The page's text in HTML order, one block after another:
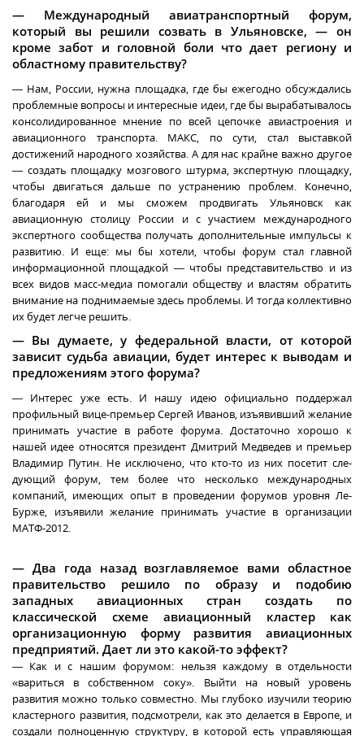
— Международный авиатранспортный форум,
который вы решили созвать в Ульяновске, — он
кроме забот и головной боли что дает региону и
областному правительству?
— Нам, России, нужна площадка, где бы ежегодно обсуждались
проблемные вопросы и интересные идеи, где бы вырабатывалось
консолидированное мнение по всей цепочке авиастроения и
авиационного транспорта. МАКС, по сути, стал выставкой
достижений народного хозяйства. А для нас крайне важно другое
— создать площадку мозгового штурма, экспертную площадку,
чтобы двигаться дальше по устранению проблем. Конечно,
благодаря ей и мы сможем продвигать Ульяновск как
авиационную столицу России и с участием международного
экспертного сообщества получать дополнительные импульсы к
развитию. И еще: мы бы хотели, чтобы форум стал главной
информационной площадкой — чтобы представительство и из
всех видов масс-медиа помогали обществу и властям обратить
внимание на поднимаемые здесь проблемы. И тогда коллективно
их будет легче решить.
— Вы думаете, у федеральной власти, от которой
зависит судьба авиации, будет интерес к выводам и
предложениям этого форума?
— Интерес уже есть. И нашу идею официально поддержал
профильный вице-премьер Сергей Иванов, изъявивший желание
принимать участие в работе форума. Достаточно хорошо к
нашей идее относятся президент Дмитрий Медведев и премьер
Владимир Путин. Не исключено, что кто-то из них посетит сле-
дующий форум, тем более что несколько международных
компаний, имеющих опыт в проведении форумов уровня Ле-
Бурже, изъявили желание принимать участие в организации
МАТФ-2012.
— Два года назад возглавляемое вами областное
правительство решило по образу и подобию
западных авиационных стран создать по
классической схеме авиационный кластер как
организационную форму развития авиационных
предприятий. Дает ли это какой-то эффект?
— Как и с нашим форумом: нельзя каждому в отдельности
«вариться в собственном соку». Выйти на новый уровень
развития можно только совместно. Мы глубоко изучили теорию
кластерного развития, подсмотрели, как это делается в Европе, и
создали полноценную структуру, в которой есть управляющая